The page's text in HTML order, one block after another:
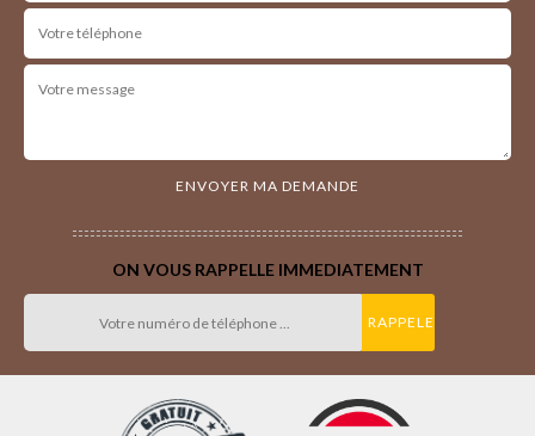
ON VOUS RAPPELLE IMMEDIATEMENT